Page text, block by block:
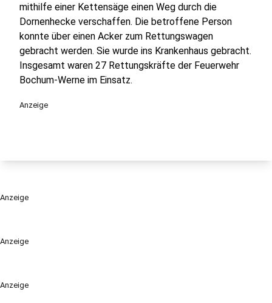
Anzeige
Anzeige
mithilfe einer Kettensäge einen Weg durch die
Dornenhecke verschaffen. Die betroffene Person
konnte über einen Acker zum Rettungswagen
gebracht werden. Sie wurde ins Krankenhaus gebracht.
Insgesamt waren 27 Rettungskräfte der Feuerwehr
Bochum-Werne im Einsatz.
Anzeige
Anzeige